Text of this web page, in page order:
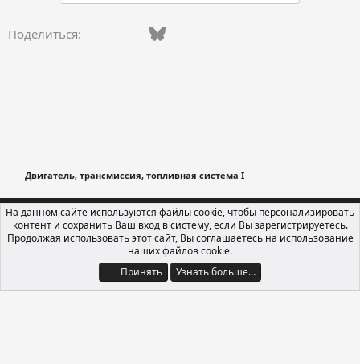
Поделиться: Vkontakte
FacebookBluesky
Двигатель, трансмиссия, топливная система I
Russian (RU)
Обратная связь
Условия и правила
Политика конфиденциальности
Помощь
Локализация от xenForo.Info®
На данном сайте используются файлы cookie, чтобы персонализировать
контент и сохранить Ваш вход в систему, если Вы зарегистрируетесь.
Продолжая использовать этот сайт, Вы соглашаетесь на использование
наших файлов cookie.
Принять
Узнать больше…